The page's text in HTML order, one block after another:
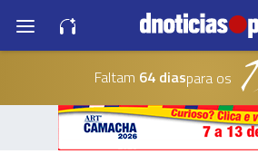
Faltam 64 diaspara os